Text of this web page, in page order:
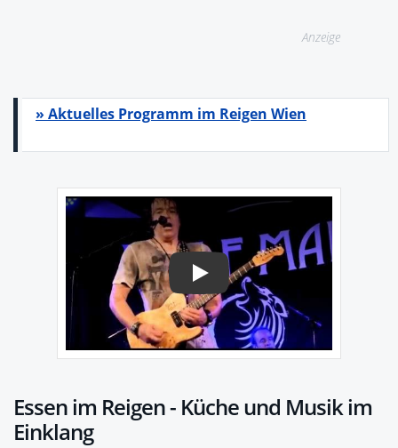
Anzeige
» Aktuelles Programm im Reigen Wien
Play
Essen im Reigen - Küche und Musik im
Einklang